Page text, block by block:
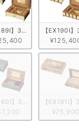
れ付き　グランドピア
イタリア象嵌小物入れ
】30弁 ORPHEUS イ
【EX190I
れ付き　ブルー/ヴァイ
イタリア象嵌小物入れ
】30弁 ORPHEUS 突
【EX191I
¥75,900